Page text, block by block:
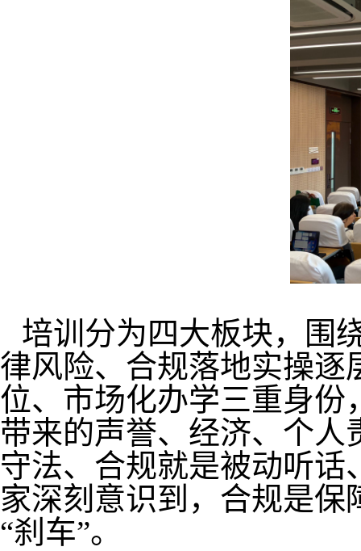
培训分为四大板块，围
律风险、合规落地实操逐
位、市场化办学三重身份
带来的声誉、经济、个人
守法、合规就是被动听话
家深刻意识到，合规是保
“刹车”。